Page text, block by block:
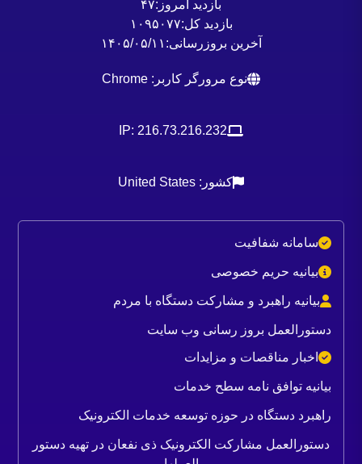
بازدید امروز: ۴۷
بازدید کل:۱۰۹۵۰۷۷
آخرین بروزرسانی:۱۴۰۵/۰۵/۱۱
نوع مرورگر کاربر: Chrome
IP: 216.73.216.232
کشور: United States
سامانه شفافیت
بیانیه حریم خصوصی
بیانیه راهبرد و مشارکت دستگاه با مردم
دستورالعمل بروز رسانی وب سایت
اخبار مناقصات و مزایدات
بیانیه توافق نامه سطح خدمات
راهبرد دستگاه در حوزه توسعه خدمات الکترونیک
دستورالعمل مشارکت الکترونیک ذی نفعان در تهیه دستور